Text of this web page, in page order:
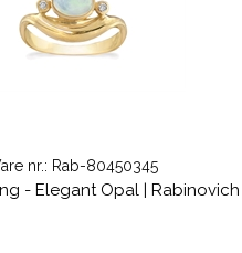
nr.: Rab-80450345
- Elegant Opal | Rabinovich